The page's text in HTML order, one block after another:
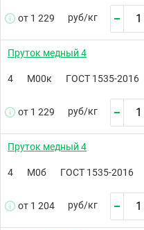
от 1 229 руб/кг
Пруток медный 4
4 М00к ГОСТ 1535-2016
от 1 229 руб/кг
Пруток медный 4
4 М0б ГОСТ 1535-2016
от 1 204 руб/кг